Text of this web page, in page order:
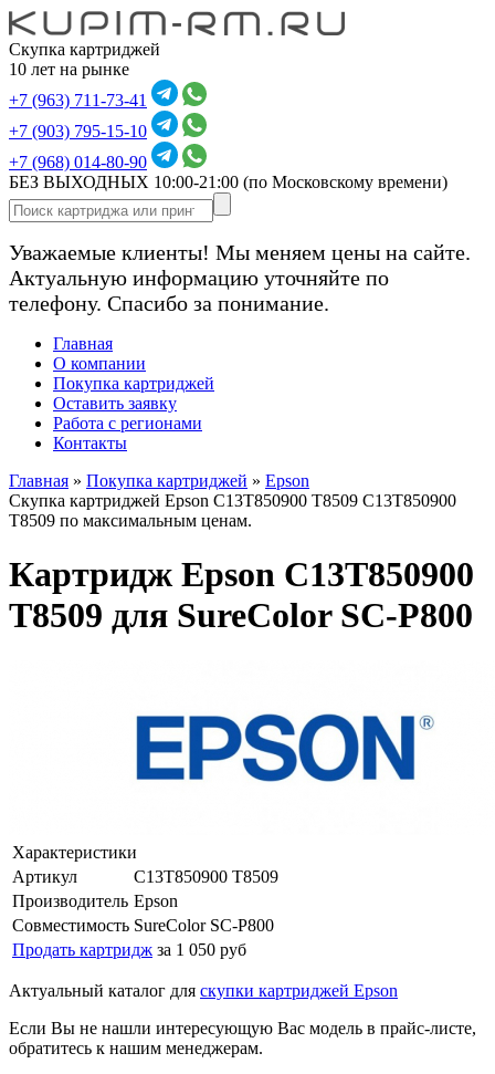
Скупка картриджей
10 лет на рынке
+7 (963) 711-73-41
+7 (903) 795-15-10
+7 (968) 014-80-90
БЕЗ ВЫХОДНЫХ 10:00-21:00 (по Московскому времени)
Уважаемые клиенты! Мы меняем цены на сайте.
Актуальную информацию уточняйте по
телефону. Спасибо за понимание.
Главная
О компании
Покупка картриджей
Оставить заявку
Работа с регионами
Контакты
Главная » Покупка картриджей » Epson
Скупка картриджей Epson C13T850900 T8509 C13T850900
T8509 по максимальным ценам.
Картридж Epson C13T850900
T8509 для SureColor SC-P800
Характеристики
Артикул
C13T850900 T8509
Производитель Epson
Совместимость SureColor SC-P800
Продать картридж за 1 050 руб
Актуальный каталог для скупки картриджей Epson
Если Вы не нашли интересующую Вас модель в прайс-листе,
обратитесь к нашим менеджерам.